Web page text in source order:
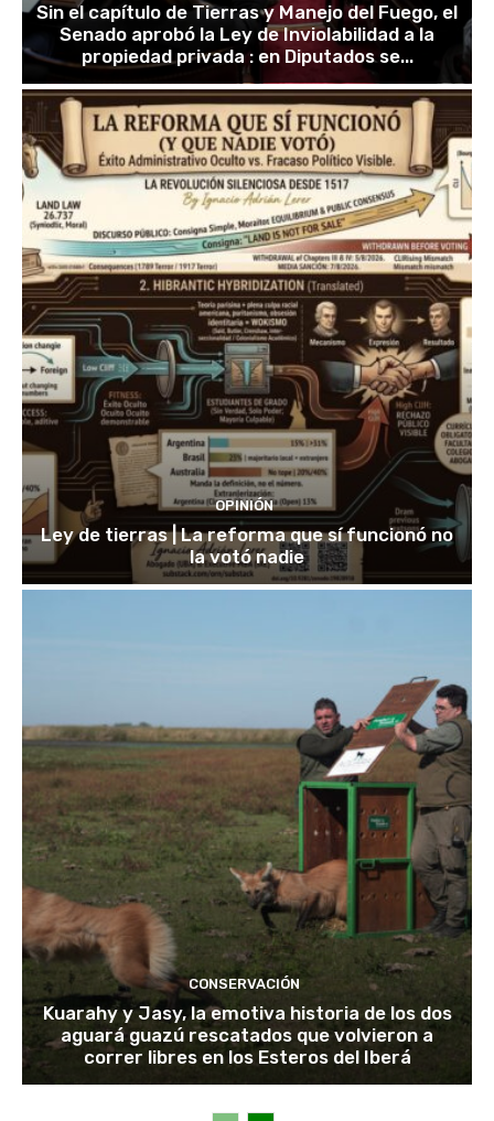
Sin el capítulo de Tierras y Manejo del Fuego, el
Senado aprobó la Ley de Inviolabilidad a la
propiedad privada : en Diputados se...
OPINIÓN
Ley de tierras | La reforma que sí funcionó no
la votó nadie
CONSERVACIÓN
Kuarahy y Jasy, la emotiva historia de los dos
aguará guazú rescatados que volvieron a
correr libres en los Esteros del Iberá